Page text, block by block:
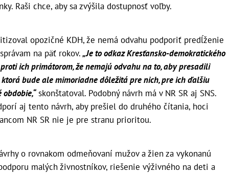
Raši chce, aby sa zvýšila dostupnosť voľby.
opozičné KDH, že nemá odvahu podporiť predĺženie
na päť rokov.„Je to odkaz Kresťansko-demokratického
ich primátorom, že nemajú odvahu na to, aby presadili
bude ale mimoriadne dôležitá pre nich, pre ich ďalšiu
skonštatoval. Podobný návrh má v NR SR aj SNS.
aj tento návrh, aby prešiel do druhého čítania, hoci
NR SR nie je pre stranu prioritou.
o rovnakom odmeňovaní mužov a žien za vykonanú
malých živnostníkov, riešenie výživného na deti a